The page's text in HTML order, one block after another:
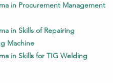
in Procurement Management
in Skills of Repairing
Machine
in Skills for TIG Welding